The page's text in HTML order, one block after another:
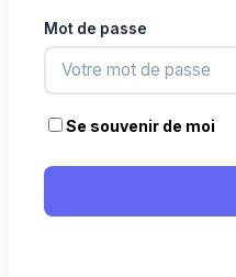
Mot de passe
Se souvenir de moi